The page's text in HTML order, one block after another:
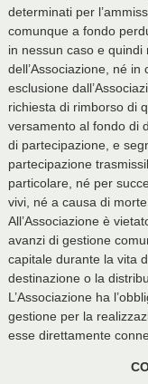
determinati per
comunque a fondo
in nessun caso e
dell’Associazione, né
esclusione
richiesta di rimborso di
versamento al fondo di
di partecipazione, e
partecipazione
particolare, né per
vivi, né a causa di
All’Associazione è
avanzi di gestione
capitale durante la vita
destinazione o la
L’Associazione ha
gestione per la
esse direttamente